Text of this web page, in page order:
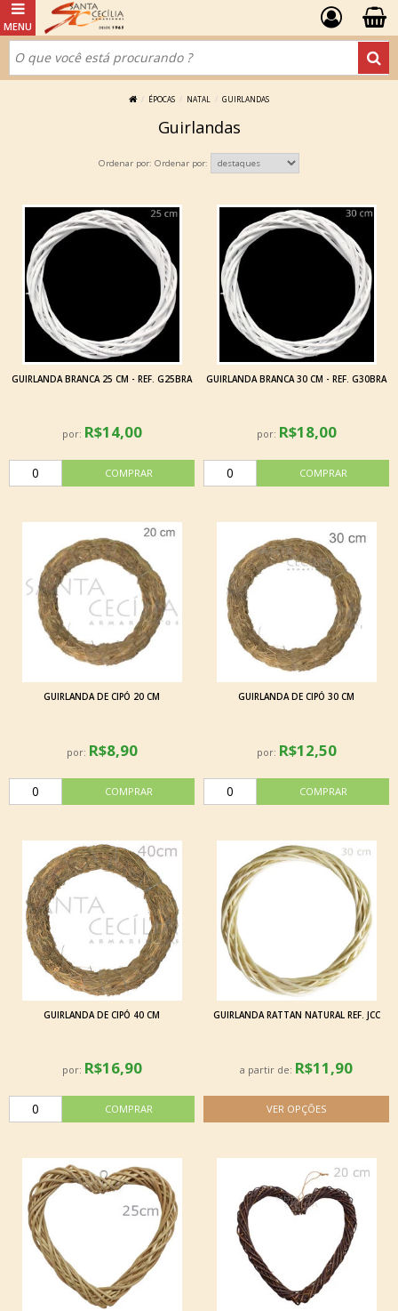
ÉPOCAS NATAL GUIRLANDAS
Guirlandas
Ordenar por:
GUIRLANDA BRANCA 25 CM - REF. G25BRA
por: R$14,00
GUIRLANDA BRANCA 30 CM - REF. G30BRA
por: R$18,00
GUIRLANDA DE CIPÓ 20 CM
por: R$8,90
GUIRLANDA DE CIPÓ 30 CM
por: R$12,50
GUIRLANDA DE CIPÓ 40 CM
por: R$16,90
GUIRLANDA RATTAN NATURAL REF. JCC
a partir de: R$11,90